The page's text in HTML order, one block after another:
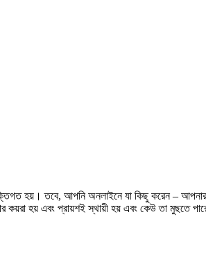
হয়। তবে, আপনি অনলাইনে যা কিছু করেন –
কয়রা হয় এবং প্রায়শই স্থায়ী হয় এবং কেউ তা মুছতে